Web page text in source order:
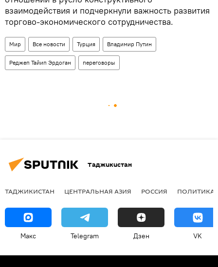
взаимодействия и подчеркнули важность развития
торгово-экономического сотрудничества.
Мир Все новости Турция Владимир Путин
Реджеп Тайип Эрдоган переговоры
Таджикистан
ТАДЖИКИСТАН ЦЕНТРАЛЬНАЯ АЗИЯ РОССИЯ ПОЛИТИКА
Макс Telegram Дзен VK